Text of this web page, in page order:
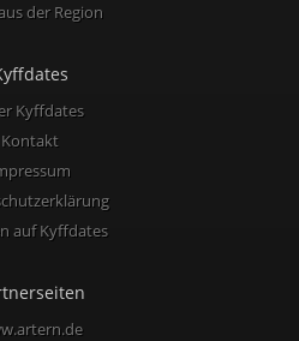
der Region
Kyffdates
Kontakt
auf Kyffdates